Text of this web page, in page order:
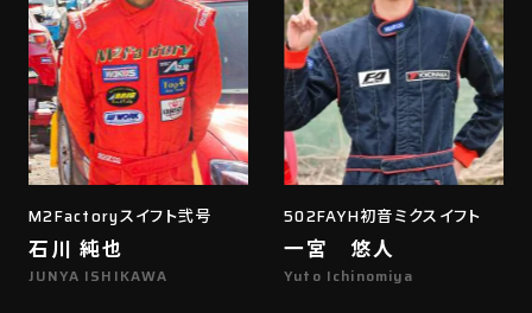
M2Factoryスイフト弐号
石川 純也
JUNYA ISHIKAWA
502FAYH初音ミクスイフト
一宮 悠人
Yuto Ichinomiya